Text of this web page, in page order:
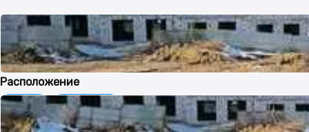
Коммуникации
Свет Вода Газ Канализация
Расположение
В городе В предгорьях